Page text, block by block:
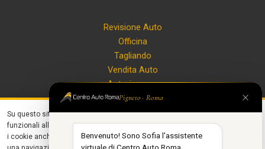
Revisione Auto
Officina
Tagliando
Vendita Auto
Autorimessa
Ricarica auto elettriche
Contattaci
Vieni a Trovarci
Pigneto · Roma
Benvenuto! Sono Sofia l'assistente
×
Su questo sito utilizziamocookie tecnicinecessari alla navigazione e
funzionali all'erogazione del servizio. Con il tuo consenso, utilizziamo
i cookie anche per
personalizzare contenuti ed annunci, per fornirti